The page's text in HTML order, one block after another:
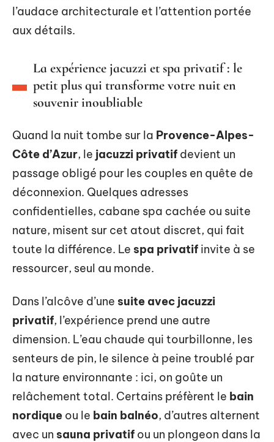
l’audace architecturale et l’attention portée
aux détails.
La expérience jacuzzi et spa privatif : le
petit plus qui transforme votre nuit en
souvenir inoubliable
Quand la nuit tombe sur la Provence-Alpes-
Côte d’Azur, le jacuzzi privatif devient un
passage obligé pour les couples en quête de
déconnexion. Quelques adresses
confidentielles, cabane spa cachée ou suite
nature, misent sur cet atout discret, qui fait
toute la différence. Le spa privatif invite à se
ressourcer, seul au monde.
Dans l’alcôve d’une suite avec jacuzzi
privatif, l’expérience prend une autre
dimension. L’eau chaude qui tourbillonne, les
senteurs de pin, le silence à peine troublé par
la nature environnante : ici, on goûte un
relâchement total. Certains préfèrent le bain
nordique ou le bain balnéo, d’autres alternent
avec un sauna privatif ou un plongeon dans la